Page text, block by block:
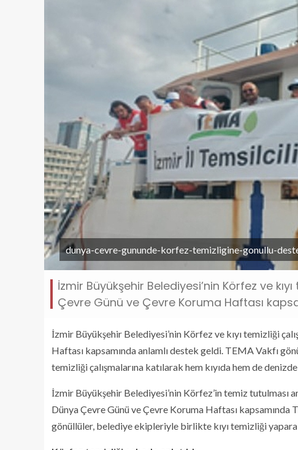
dunya-cevre-gununde-korfez-temizligine-gonullu-
İzmir Büyükşehir Belediyesi’nin Körfez ve
Çevre Günü ve Çevre Koruma Haftası
İzmir Büyükşehir Belediyesi’nin Körfez ve kıyı temizliği
Haftası kapsamında anlamlı destek geldi. TEMA Vakfı
temizliği çalışmalarına katılarak hem kıyıda hem de
İzmir Büyükşehir Belediyesi’nin Körfez’in temiz tutulması
Dünya Çevre Günü ve Çevre Koruma Haftası
gönüllüler, belediye ekipleriyle birlikte kıyı temizliği